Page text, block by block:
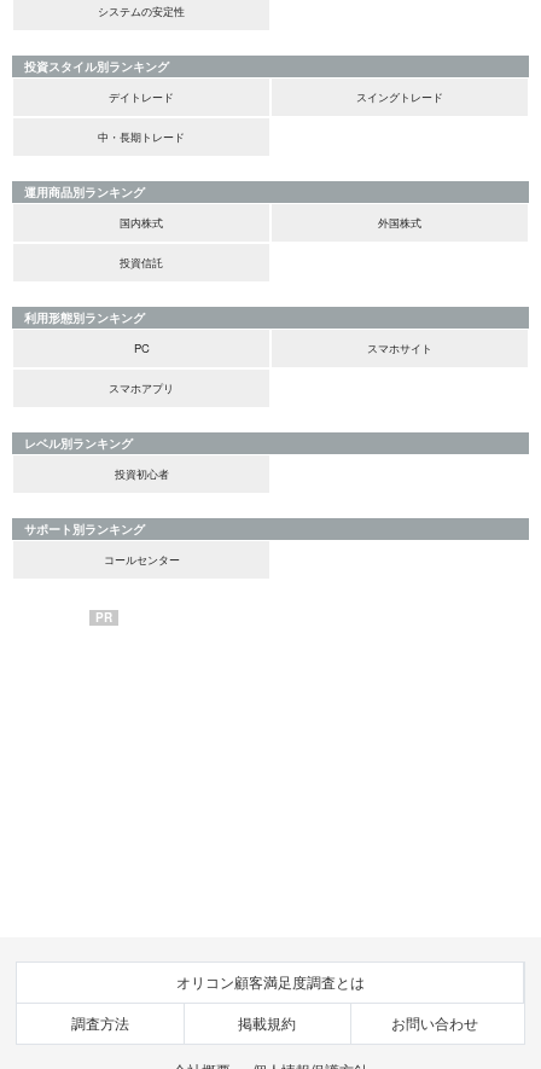
システムの安定性
投資スタイル別ランキング
デイトレード
スイングトレード
中・長期トレード
運用商品別ランキング
国内株式
外国株式
投資信託
利用形態別ランキング
PC
スマホサイト
スマホアプリ
レベル別ランキング
投資初心者
サポート別ランキング
コールセンター
PR
オリコン顧客満足度調査とは
調査方法 掲載規約 お問い合わせ